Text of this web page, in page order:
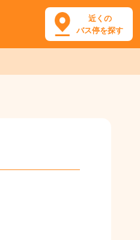
近くの
バス停を探す